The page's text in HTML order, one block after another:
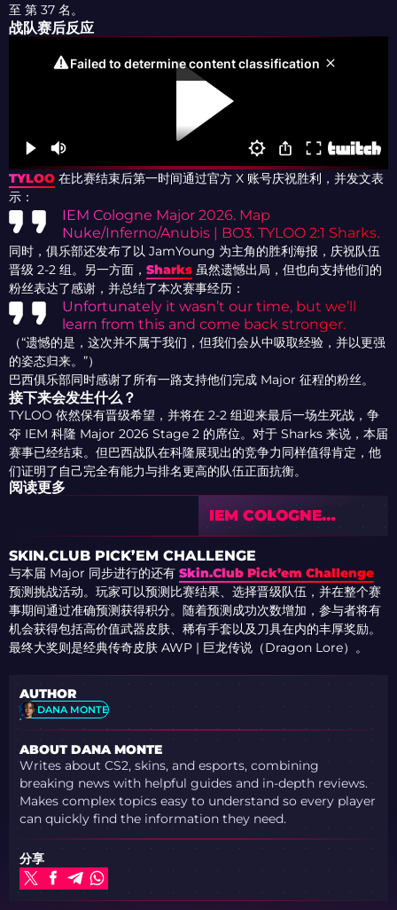
至 第 37 名。
战队赛后反应
TYLOO 在比赛结束后第一时间通过官方 X 账号庆祝胜利，并发文表
示：
IEM Cologne Major 2026. Map
Nuke/Inferno/Anubis | BO3. TYLOO 2:1 Sharks.
同时，俱乐部还发布了以 JamYoung 为主角的胜利海报，庆祝队伍
晋级 2-2 组。另一方面， Sharks 虽然遗憾出局，但也向支持他们的
粉丝表达了感谢，并总结了本次赛事经历：
Unfortunately it wasn’t our time, but we’ll
learn from this and come back stronger.
（“遗憾的是，这次并不属于我们，但我们会从中吸取经验，并以更强
的姿态归来。”）
巴西俱乐部同时感谢了所有一路支持他们完成 Major 征程的粉丝。
接下来会发生什么？
TYLOO 依然保有晋级希望，并将在 2-2 组迎来最后一场生死战，争
夺 IEM 科隆 Major 2026 Stage 2 的席位。对于 Sharks 来说，本届
赛事已经结束。但巴西战队在科隆展现出的竞争力同样值得肯定，他
们证明了自己完全有能力与排名更高的队伍正面抗衡。
阅读更多
IEM COLOGNE
MAJOR 2026 STAGE
1 – DAY 3.
SCHEDULE, LIVE
BROADCAST &
RESULTS
SKIN.CLUB PICK’EM CHALLENGE
与本届 Major 同步进行的还有 Skin.Club Pick’em Challenge
预测挑战活动。玩家可以预测比赛结果、选择晋级队伍，并在整个赛
事期间通过准确预测获得积分。随着预测成功次数增加，参与者将有
机会获得包括高价值武器皮肤、稀有手套以及刀具在内的丰厚奖励。
最终大奖则是经典传奇皮肤 AWP | 巨龙传说（Dragon Lore）。
AUTHOR
DANA MONTE
ABOUT DANA MONTE
Writes about CS2, skins, and esports, combining
breaking news with helpful guides and in-depth reviews.
Makes complex topics easy to understand so every player
can quickly find the information they need.
分享